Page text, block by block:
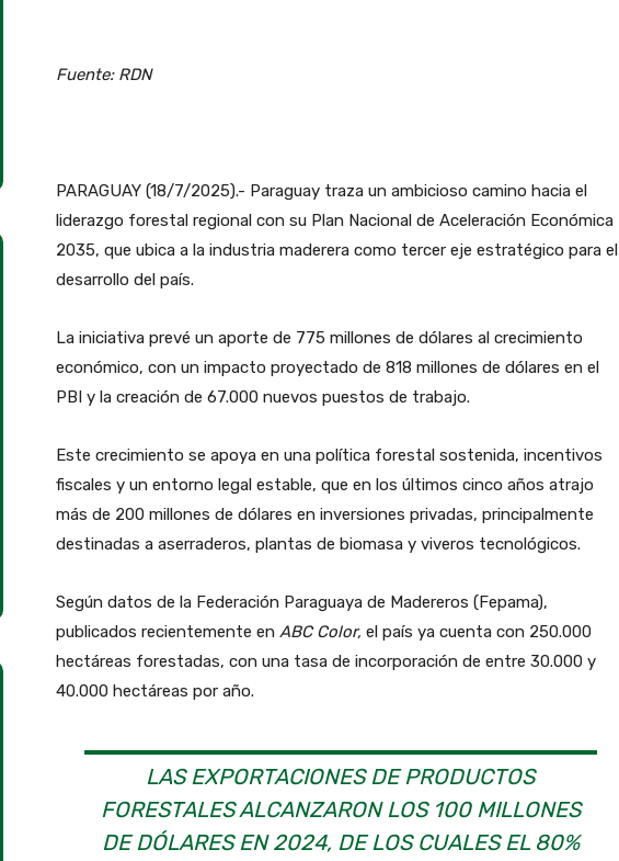
Fuente: RDN
PARAGUAY (18/7/2025).- Paraguay traza un ambicioso camino hacia el
liderazgo forestal regional con su Plan Nacional de Aceleración Económica
2035, que ubica a la industria maderera como tercer eje estratégico para el
desarrollo del país.
La iniciativa prevé un aporte de 775 millones de dólares al crecimiento
económico, con un impacto proyectado de 818 millones de dólares en el
PBI y la creación de 67.000 nuevos puestos de trabajo.
Este crecimiento se apoya en una política forestal sostenida, incentivos
fiscales y un entorno legal estable, que en los últimos cinco años atrajo
más de 200 millones de dólares en inversiones privadas, principalmente
destinadas a aserraderos, plantas de biomasa y viveros tecnológicos.
Según datos de la Federación Paraguaya de Madereros (Fepama),
publicados recientemente en ABC Color, el país ya cuenta con 250.000
hectáreas forestadas, con una tasa de incorporación de entre 30.000 y
40.000 hectáreas por año.
LAS EXPORTACIONES DE PRODUCTOS
FORESTALES ALCANZARON LOS 100 MILLONES
DE DÓLARES EN 2024, DE LOS CUALES EL 80%